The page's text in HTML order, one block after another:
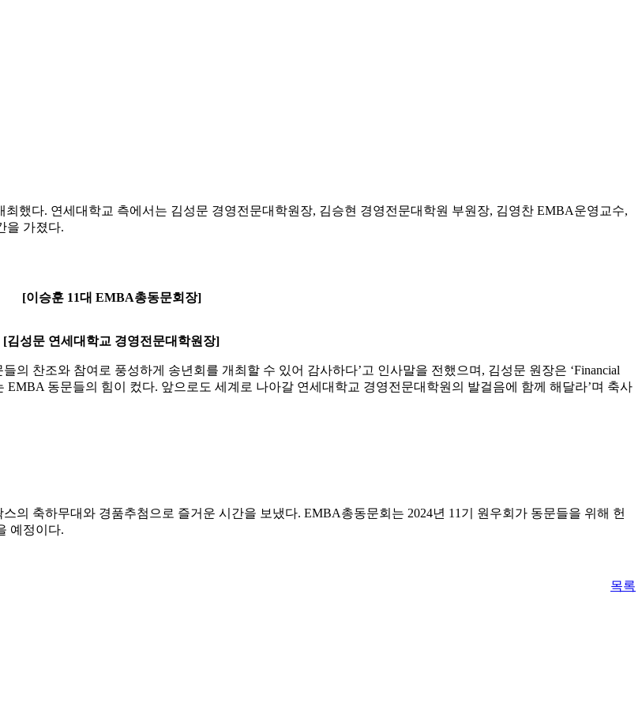
했다. 연세대학교 측에서는 김성문 경영전문대학원장, 김승현 경영전문대학원 부원장, 김영찬 EMBA운영교수,
을 가졌다.
[이승훈 11대 EMBA총동문회장]
[김성문 연세대학교 경영전문대학원장]
의 찬조와 참여로 풍성하게 송년회를 개최할 수 있어 감사하다’고 인사말을 전했으며, 김성문 원장은 ‘Financial
동문들의 힘이 컸다. 앞으로도 세계로 나아갈 연세대학교 경영전문대학원의 발걸음에 함께 해달라’며 축사
의 축하무대와 경품추첨으로 즐거운 시간을 보냈다. EMBA총동문회는 2024년 11기 원우회가 동문들을 위해 헌
예정이다.
목록